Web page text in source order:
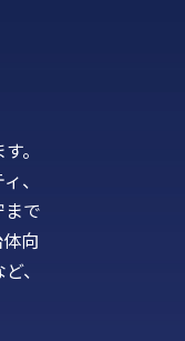
。
、
で
向
、